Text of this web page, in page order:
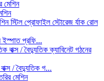
ইস্পাত প্রফি...
/ বৈদ্যুতিক গ...